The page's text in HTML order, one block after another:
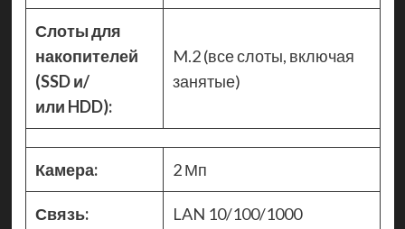
Слоты для
накопителей
(SSD и/
или HDD):
M.2 (все слоты, включая
занятые)
Камера: 2 Мп
Связь: LAN 10/100/1000